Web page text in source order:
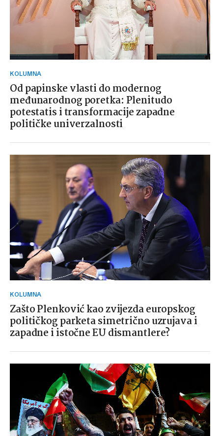
KOLUMNA
Od papinske vlasti do modernog
međunarodnog poretka: Plenitudo
potestatis i transformacije zapadne
političke univerzalnosti
KOLUMNA
Zašto Plenković kao zvijezda europskog
političkog parketa simetrično uzrujava i
zapadne i istočne EU dismantlere?